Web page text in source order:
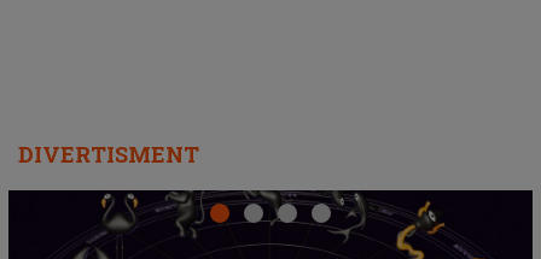
DIVERTISMENT